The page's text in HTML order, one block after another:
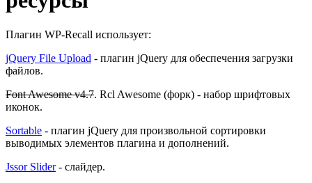
Плагин WP-Recall использует:
jQuery File Upload - плагин jQuery для обеспечения загрузки
файлов.
Font Awesome v4.7. Rcl Awesome (форк) - набор шрифтовых
иконок.
Sortable - плагин jQuery для произвольной сортировки
выводимых элементов плагина и дополнений.
Jssor Slider- слайдер.